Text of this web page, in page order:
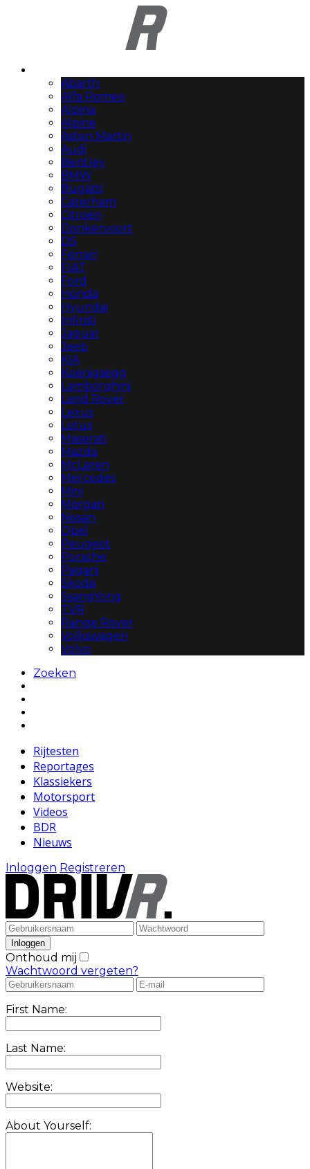
Abarth
Alfa Romeo
Alpina
Alpine
Aston Martin
Audi
Bentley
BMW
Bugatti
Caterham
Citroën
Donkervoort
DS
Ferrari
FIAT
Ford
Honda
Hyundai
Infiniti
Jaguar
Jeep
KIA
Koenigsegg
Lamborghini
Land Rover
Lexus
Lotus
Maserati
Mazda
McLaren
Mercedes
Mini
Morgan
Nissan
Opel
Peugeot
Porsche
Pagani
Skoda
SsangYong
TVR
Range Rover
Volkswagen
Volvo
Zoeken
Rijtesten
Reportages
Klassiekers
Motorsport
Videos
BDR
Nieuws
Inloggen Registreren
Onthoud mij
Wachtwoord vergeten?
First Name:
Last Name:
Website:
About Yourself: